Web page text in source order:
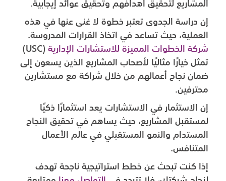
المشاريع لتحقيق أهدافهم وتحقيق عوائد إيجابية.
إن دراسة الجدوى تعتبر خطوة لا غنى عنها في هذه
العملية، حيث تساعد في اتخاذ القرارات المدروسة.
شركة الخطوات المميزة للاستشارات الإدارية
(USC)
تمثل خيارًا مثاليًا لأصحاب المشاريع الذين يسعون إلى
ضمان نجاح أعمالهم من خلال شراكة مع مستشارين
محترفين.
إن الاستثمار في الاستشارات يعد استثمارًا ذكيًا
لمستقبل المشاريع، حيث يساهم في تحقيق النجاح
المستدام والنمو المستقبلي في عالم الأعمال
المتنافس.
إذا كنت تبحث عن خطط استراتيجية ناجحة تهدف